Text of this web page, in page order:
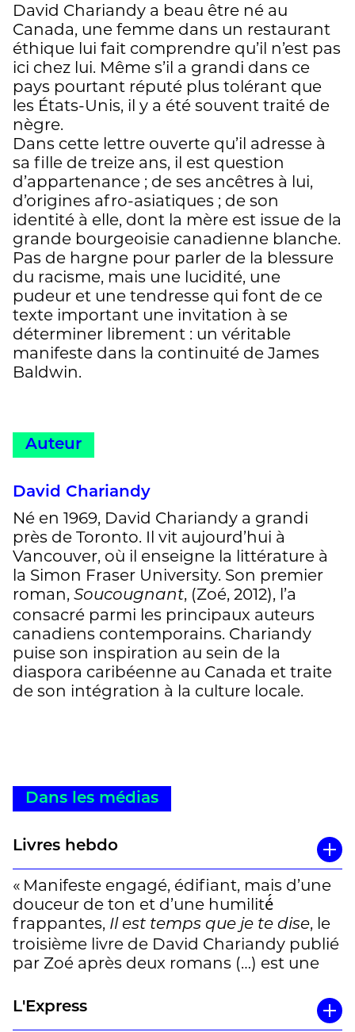
David Chariandy a beau être né au
Canada, une femme dans un restaurant
éthique lui fait comprendre qu’il n’est pas
ici chez lui. Même s’il a grandi dans ce
pays pourtant réputé plus tolérant que
les États-Unis, il y a été souvent traité de
nègre.
Dans cette lettre ouverte qu’il adresse à
sa fille de treize ans, il est question
d’appartenance ; de ses ancêtres à lui,
d’origines afro-asiatiques ; de son
identité à elle, dont la mère est issue de la
grande bourgeoisie canadienne blanche.
Pas de hargne pour parler de la blessure
du racisme, mais une lucidité, une
pudeur et une tendresse qui font de ce
texte important une invitation à se
déterminer librement : un véritable
manifeste dans la continuité de James
Baldwin.
Auteur
David Chariandy
Né en 1969, David Chariandy a grandi
près de Toronto. Il vit aujourd’hui à
Vancouver, où il enseigne la littérature à
la Simon Fraser University. Son premier
roman, Soucougnant, (Zoé, 2012), l’a
consacré parmi les principaux auteurs
canadiens contemporains. Chariandy
puise son inspiration au sein de la
diaspora caribéenne au Canada et traite
de son intégration à la culture locale.
Dans les médias
Livres hebdo
« Manifeste engagé, édifiant, mais d’une
douceur de ton et d’une humilité́
frappantes, Il est temps que je te dise, le
troisième livre de David Chariandy publié
par Zoé après deux romans (…) est une
afro-asiatiques adresse à sa fille de 13
ans, fruit d’un métissage complexe. (…)
L'Express